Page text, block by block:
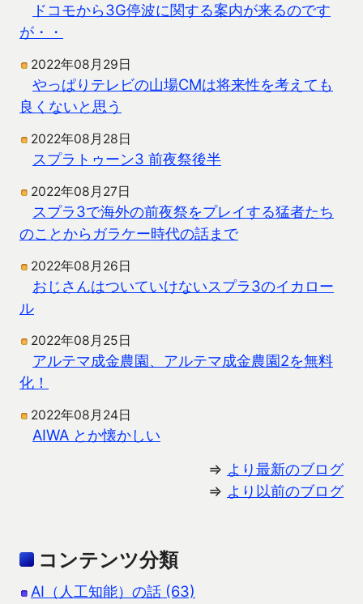
ドコモから3G停波に関する案内が来るのです
が・・
2022年08月29日
やっぱりテレビの山場CMは将来性を考えても
良くないと思う
2022年08月28日
スプラトゥーン3 前夜祭後半
2022年08月27日
スプラ3で海外の前夜祭をプレイする猛者たち
のことからガラケー時代の話まで
2022年08月26日
おじさんはついていけないスプラ3のイカロー
ル
2022年08月25日
アルテマ成金農園、アルテマ成金農園2を無料
化！
2022年08月24日
AIWA とか懐かしい
⇒ より最新のブログ
⇒ より以前のブログ
コンテンツ分類
AI（人工知能）の話 (63)